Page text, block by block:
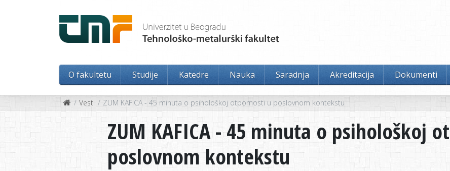
O fakultetu Studije Katedre Nauka Saradnja Akreditacija Dokumenti
Vesti ZUM KAFICA - 45 minuta o psihološkoj otpornosti u poslovnom kontekstu
ZUM KAFICA - 45 minuta o psihološkoj
poslovnom kontekstu